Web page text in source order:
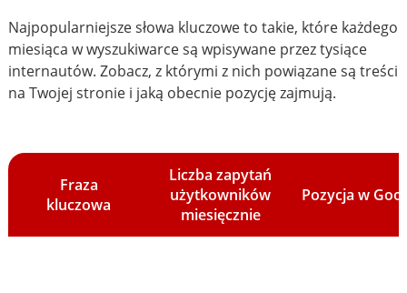
Najpopularniejsze słowa kluczowe to takie, które każdego
miesiąca w wyszukiwarce są wpisywane przez tysiące
internautów. Zobacz, z którymi z nich powiązane są treści
na Twojej stronie i jaką obecnie pozycję zajmują.
Fraza
kluczowa
Liczba zapytań
użytkowników
miesięcznie
Pozycja w